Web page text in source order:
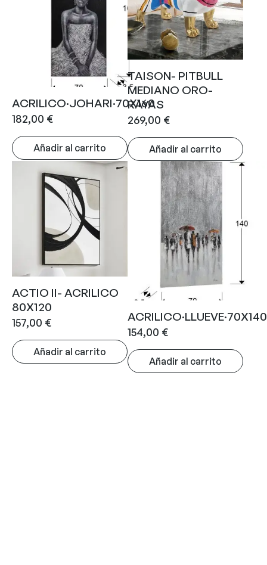
ACRILICO·JOHARI·70X160
182,00 €
Añadir al carrito
TAISON- PITBULL
MEDIANO ORO-
RAYAS
269,00 €
Añadir al carrito
ACTIO II- ACRILICO
80X120
157,00 €
Añadir al carrito
ACRILICO·LLUEVE·70X140
154,00 €
Añadir al carrito